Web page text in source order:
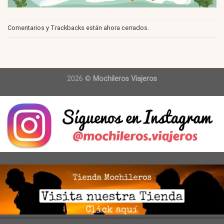
Comentarios y Trackbacks están ahora cerrados.
2026 © Mochileros Viajeros